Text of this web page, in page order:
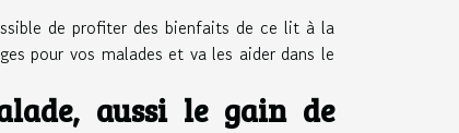
de profiter des bienfaits de ce lit à la
pour vos malades et va les aider dans le
aussi le gain de